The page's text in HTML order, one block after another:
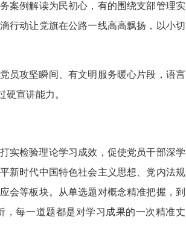
案例解读为民初心，有的围绕支部管理实
行动让党旗在公路一线高高飘扬，以小切
员攻坚瞬间、有文明服务暖心片段，语言
宣讲能力。
实检验理论学习成效，促使党员干部深学
新时代中国特色社会主义思想、党内法规
会等板块。从单选题对概念精准把握，到
每一道题都是对学习成果的一次精准丈